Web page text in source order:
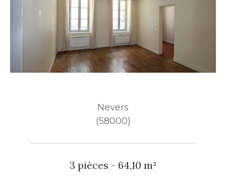
Nevers
(58000)
3 pièces - 64,10 m²